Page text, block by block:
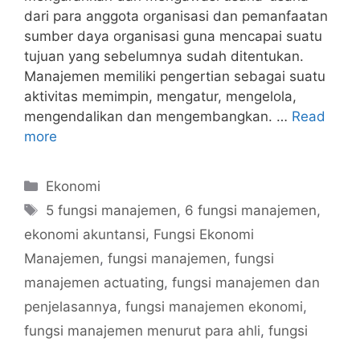
dari para anggota organisasi dan pemanfaatan
sumber daya organisasi guna mencapai suatu
tujuan yang sebelumnya sudah ditentukan.
Manajemen memiliki pengertian sebagai suatu
aktivitas memimpin, mengatur, mengelola,
mengendalikan dan mengembangkan. … Read
more
Categories
Ekonomi
Tags
5 fungsi manajemen, 6 fungsi manajemen,
ekonomi akuntansi, Fungsi Ekonomi
Manajemen, fungsi manajemen, fungsi
manajemen actuating, fungsi manajemen dan
penjelasannya, fungsi manajemen ekonomi,
fungsi manajemen menurut para ahli, fungsi